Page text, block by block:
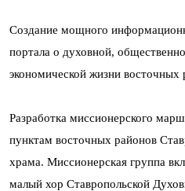
Создание мощного
портала о духовной,
экономической жизни восточных
Разработка миссионерского
пунктам восточных районов
храма. Миссионерская группа
малый хор Ставропольской